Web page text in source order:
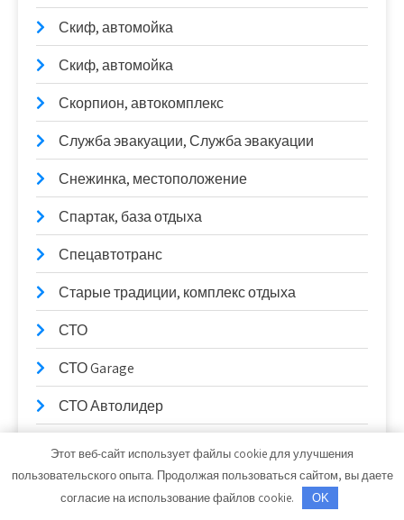
Скиф, автомойка
Скиф, автомойка
Скорпион, автокомплекс
Служба эвакуации, Служба эвакуации
Снежинка, местоположение
Спартак, база отдыха
Спецавтотранс
Старые традиции, комплекс отдыха
СТО
СТО Garage
СТО Автолидер
СТО Трембачева
Этот веб-сайт использует файлы cookie для улучшения
пользовательского опыта. Продолжая пользоваться сайтом, вы даете
согласие на использование файлов cookie.
OK